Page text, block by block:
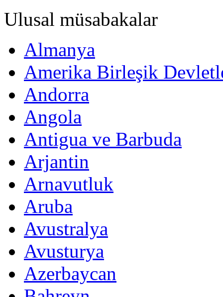
Ulusal müsabakalar
Almanya
Amerika Birleşik
Andorra
Angola
Antigua ve Barbuda
Arjantin
Arnavutluk
Aruba
Avustralya
Avusturya
Azerbaycan